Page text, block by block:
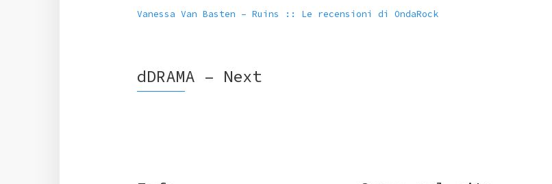
Vanessa Van Basten – Ruins :: Le recensioni di OndaRock
dDRAMA – Next